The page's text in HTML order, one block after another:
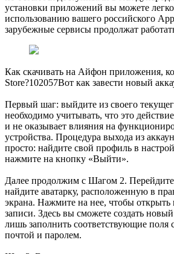
установки приложений вы можете легко
использованию вашего российского
зарубежные сервисы продолжат
Как скачивать на Айфон приложения,
Store?102057Вот как завести новый
Первый шаг: выйдите из своего
необходимо учитывать, что это
и не оказывает влияния на
устройства. Процедура выхода из
просто: найдите свой профиль в
нажмите на кнопку «Выйти».
Далее продолжим с Шагом 2.
найдите аватарку, расположенную в
экрана. Нажмите на нее, чтобы открыть
записи. Здесь вы сможете создать
лишь заполнить соответствующие поля
почтой и паролем.